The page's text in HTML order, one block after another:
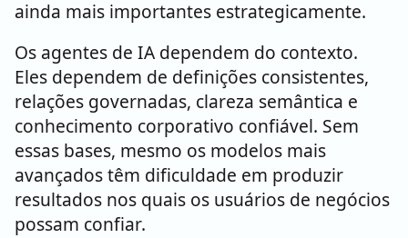
ainda mais importantes estrategicamente.
Os agentes de IA dependem do contexto.
Eles dependem de definições consistentes,
relações governadas, clareza semântica e
conhecimento corporativo confiável. Sem
essas bases, mesmo os modelos mais
avançados têm dificuldade em produzir
resultados nos quais os usuários de negócios
possam confiar.